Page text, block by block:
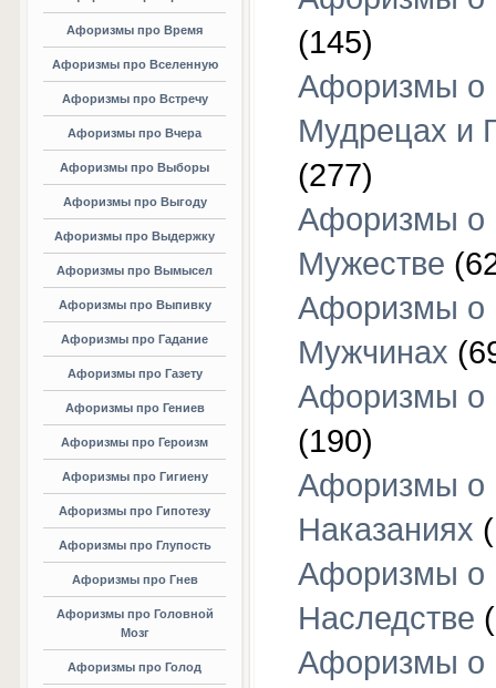
Афоризмы про Время
Афоризмы про Вселенную
Афоризмы про Встречу
Афоризмы про Вчера
Афоризмы про Выборы
Афоризмы про Выгоду
Афоризмы про Выдержку
Афоризмы про Вымысел
Афоризмы про Выпивку
Афоризмы про Гадание
Афоризмы про Газету
Афоризмы про Гениев
Афоризмы про Героизм
Афоризмы про Гигиену
Афоризмы про Гипотезу
Афоризмы про Глупость
Афоризмы про Гнев
Афоризмы про Головной
Мозг
Афоризмы про Голод
(145)
Афоризмы о
Мудрецах и
(277)
Афоризмы о
Мужестве
Афоризмы о
Мужчинах
Афоризмы о
(190)
Афоризмы о
Наказаниях
Афоризмы о
Наследстве
Афоризмы о